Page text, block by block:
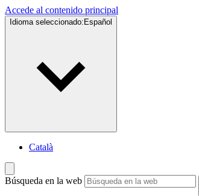
Accede al contenido principal
Idioma seleccionado: Español
Català
Búsqueda en la web